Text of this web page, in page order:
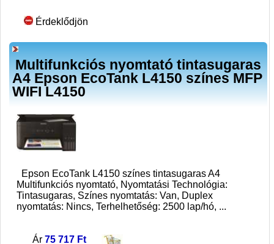
Érdeklődjön
Multifunkciós nyomtató tintasugaras
A4 Epson EcoTank L4150 színes MFP
WIFI L4150
Epson EcoTank L4150 színes tintasugaras A4
Multifunkciós nyomtató, Nyomtatási Technológia:
Tintasugaras, Színes nyomtatás: Van, Duplex
nyomtatás: Nincs, Terhelhetőség: 2500 lap/hó, ...
Ár 75 717 Ft